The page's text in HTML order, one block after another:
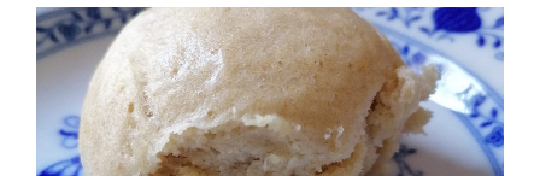
Geheimzutaten“:
Bohnensalat“